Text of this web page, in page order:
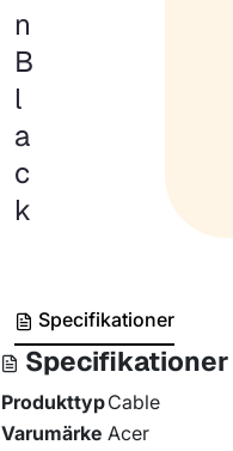
n
B
l
a
c
k
Specifikationer
Specifikationer
ProdukttypCable
Varumärke Acer